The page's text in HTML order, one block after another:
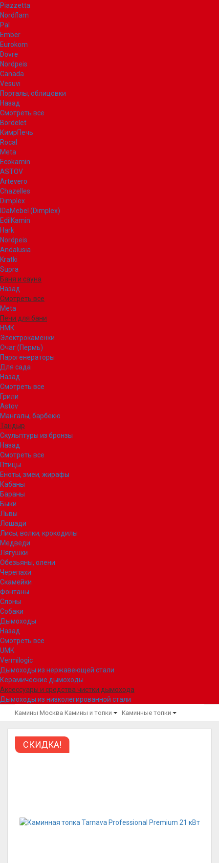
Piazzetta
Nordflam
Pal
Ember
Eurokom
Dovre
Nordpeis
Canada
Vesuvi
Порталы, облицовки
Назад
Смотреть все
Bordelet
КимрПечь
Rocal
Meta
Ecokamin
ASTOV
Artevero
Chazelles
Dimplex
IDaMebel (Dimplex)
EdilKamin
Hark
Nordpeis
Andalusia
Kratki
Supra
Баня и сауна
Назад
Смотреть все
Meta
Печи для бани
НМК
Электрокаменки
Очаг (Пермь)
Парогенераторы
Для сада
Назад
Смотреть все
Грили
Astov
Мангалы, барбекю
Тандыр
Скульптуры из бронзы
Назад
Смотреть все
Птицы
Еноты, змеи, жирафы
Кабаны
Бараны
Быки
Львы
Лошади
Лисы, волки, крокодилы
Медведи
Лягушки
Обезьяны, олени
Черепахи
Скамейки
Фонтаны
Слоны
Собаки
Дымоходы
Назад
Смотреть все
UMK
Vermilogic
Дымоходы из нержавеющей стали
Керамические дымоходы
Аксессуары и средства чистки дымохода
Дымоходы из низколегированной стали
Камины Москва Камины и топки Каминные топки
СКИДКА!